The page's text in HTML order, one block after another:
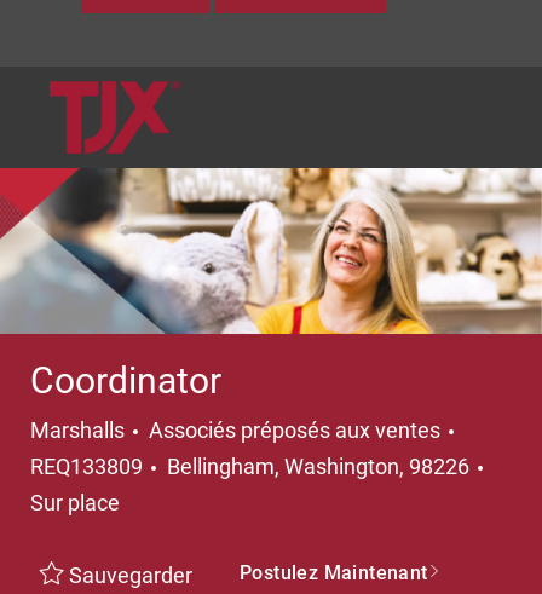
SKIP TO MAIN CONTENT
Coordinator
Marshalls Catégorie
Associés préposés aux ventes
REQ133809
Emplacement
Bellingham, Washington, 98226
Sur place
Sauvegarder Postulez Maintenant